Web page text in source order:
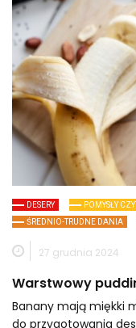
DESERY POMYSŁY
ŚREDNIO-TRUDNE DANIA
27 grudnia 2024
Warstwowy
Banany mają miękki
do przygotowania